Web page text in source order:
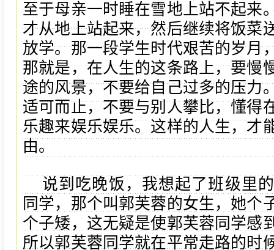
至于母亲一时睡在雪地上站不起来
才从地上站起来，然后继续将饭菜
放学。那一段学生时代艰苦的岁月
那就是，在人生的这条路上，要慢
途的风景，不要给自己过多的压力
适可而止，不要与别人攀比，懂得
乐趣来娱乐娱乐。这样的人生，才
由。
说到吃晚饭，我想起了班级里
同学，那个叫郭芙蓉的女生，她个
个子矮，这无疑是使郭芙蓉同学感
所以郭芙蓉同学就在平常走路的时